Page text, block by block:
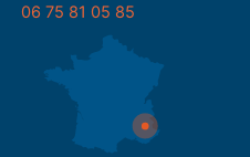
06 75 81 05 85